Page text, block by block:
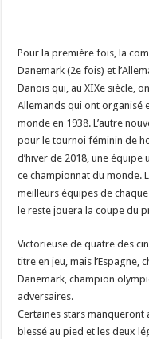
Pour la première fois, la
Danemark (2e fois) et
Danois qui, au XIXe siècle,
Allemands qui ont organisé
monde en 1938. L’autre
pour le tournoi féminin de
d’hiver de 2018, une
ce championnat du monde.
meilleurs équipes de
le reste jouera la coupe du
Victorieuse de quatre des
titre en jeu, mais l’Espagne,
Danemark, champion
adversaires.
Certaines stars manqueront
blessé au pied et les deux